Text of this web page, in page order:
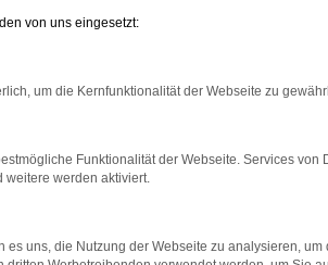
von uns eingesetzt:
um die Kernfunktionalität der Webseite zu
Funktionalität der Webseite. Services von
weitere werden aktiviert.
es uns, die Nutzung der Webseite zu analysieren,